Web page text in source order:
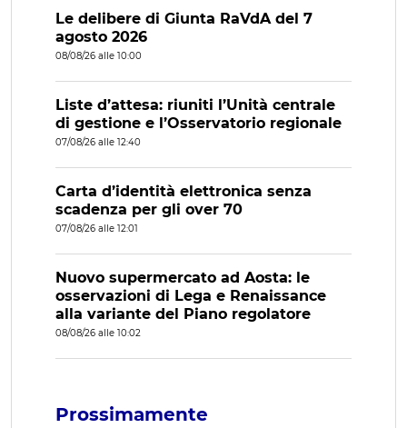
Le delibere di Giunta RaVdA del 7
agosto 2026
08/08/26 alle 10:00
Liste d’attesa: riuniti l’Unità centrale
di gestione e l’Osservatorio regionale
07/08/26 alle 12:40
Carta d’identità elettronica senza
scadenza per gli over 70
07/08/26 alle 12:01
Nuovo supermercato ad Aosta: le
osservazioni di Lega e Renaissance
alla variante del Piano regolatore
08/08/26 alle 10:02
Prossimamente